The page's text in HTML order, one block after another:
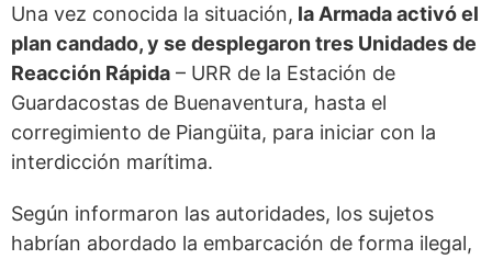
Una vez conocida la situación, la Armada activó el
plan candado, y se desplegaron tres Unidades de
Reacción Rápida – URR de la Estación de
Guardacostas de Buenaventura, hasta el
corregimiento de Piangüita, para iniciar con la
interdicción marítima.
Según informaron las autoridades, los sujetos
habrían abordado la embarcación de forma ilegal,